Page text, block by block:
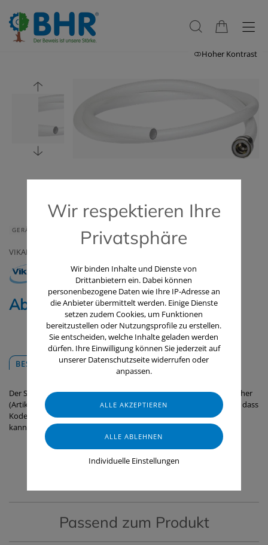
Hoher Kontrast
GERÄTE & ZUBEHÖR
VIKAN
Ablaufschlauch, 1500 mm, 1/2"
BESCHREIBUNG DOWNLOADS
Der Schlauch sorgt in Kombination mit dem Kondenswasserabzieher
(Artikel-Nr.7716x) und dem Teleskopstiel (Artikel-Nr.2973Q) dafür, dass
Kodenswasser sicher von Decken und Rohren abgeleitet werden
kann.
Passend zum Produkt
Wir respektieren Ihre
Privatsphäre
Wir binden Inhalte und Dienste von
Drittanbietern ein. Dabei können
personenbezogene Daten wie Ihre IP-Adresse an
die Anbieter übermittelt werden. Einige Dienste
setzen zudem Cookies, um Funktionen
bereitzustellen oder Nutzungsprofile zu erstellen.
Sie entscheiden, welche Inhalte geladen werden
dürfen. Ihre Einwilligung können Sie jederzeit auf
unserer Datenschutzseite widerrufen oder
anpassen.
Individuelle Einstellungen